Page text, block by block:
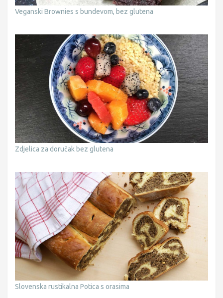
Veganski Brownies s bundevom, bez glutena
Zdjelica za doručak bez glutena
Slovenska rustikalna Potica s orasima